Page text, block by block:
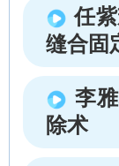
任
缝合固
李
除术